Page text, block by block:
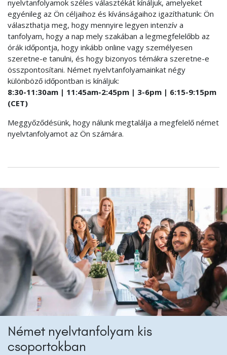
nyelvtanfolyamok széles választékát kínáljuk, amelyeket
egyénileg az Ön céljaihoz és kívánságaihoz igazíthatunk: Ön
választhatja meg, hogy mennyire legyen intenzív a
tanfolyam, hogy a nap mely szakában a legmegfelelőbb az
órák időpontja, hogy inkább online vagy személyesen
szeretne-e tanulni, és hogy bizonyos témákra szeretne-e
összpontosítani. Német nyelvtanfolyamainkat négy
különböző időpontban is kínáljuk:
8:30-11:30am | 11:45am-2:45pm | 3-6pm | 6:15-9:15pm
(CET)
Meggyőződésünk, hogy nálunk megtalálja a megfelelő német
nyelvtanfolyamot az Ön számára.
Német nyelvtanfolyam kis
csoportokban